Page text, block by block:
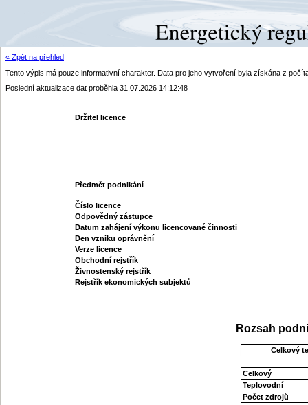
« Zpět na přehled
Tento výpis má pouze informativní charakter. Data pro jeho vytvoření byla získána z
Poslední aktualizace dat proběhla 31.07.2026 14:12:48
Držitel licence
Předmět podnikání
Číslo licence
Odpovědný zástupce
Datum zahájení výkonu licencované činnosti
Den vzniku oprávnění
Verze licence
Obchodní rejstřík
Živnostenský rejstřík
Rejstřík ekonomických subjektů
Rozsah
Celkový
Celkový
Teplovodní
Počet zdrojů